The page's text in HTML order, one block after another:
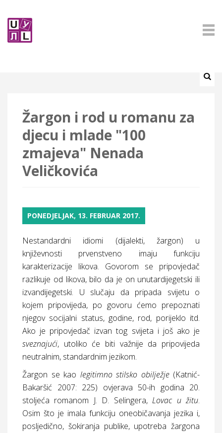
Žargon i rod u romanu za
djecu i mlade "100
zmajeva" Nenada
Veličkovića
PONEDJELJAK, 13. FEBRUAR 2017.
Nestandardni idiomi (dijalekti, žargon) u
književnosti prvenstveno imaju funkciju
karakterizacije likova. Govorom se pripovjedač
razlikuje od likova, bilo da je on unutardijegetski ili
izvandijegetski. U slučaju da pripada svijetu o
kojem pripovijeda, po govoru ćemo prepoznati
njegov socijalni status, godine, rod, porijeklo itd.
Ako je pripovjedač izvan tog svijeta i još ako je
sveznajući, utoliko će biti važnije da pripovijeda
neutralnim, standardnim jezikom.
Žargon se kao legitimno stilsko obilježje(Katnić-
Bakaršić 2007: 225) ovjerava 50-ih godina 20.
stoljeća romanom J. D. Selingera,Lovac u žitu.
Osim što je imala funkciju oneobičavanja jezika i,
posljedično, šokiranja publike, upotreba žargona